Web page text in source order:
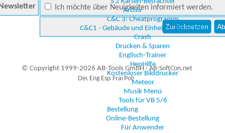
Archiv
C&C 3: Cheatprogramm
C&C1 - Gebäude und Einheiten Betrachter
Crash
Drucken & Sparen
Englisch-Trainer
HepHilfe
Kostenloser Bilddrucker
Meteor
Musik Menü
Tools für VB 5/6
Bestellung
Online-Bestellung
Für Anwender
Newsletter Ich möchte über Neuigkeiten informiert werden.
© Copyright 1999-2026 AB-Tools GmbH ·AB-SoftCon.net
Auxiliary supplies